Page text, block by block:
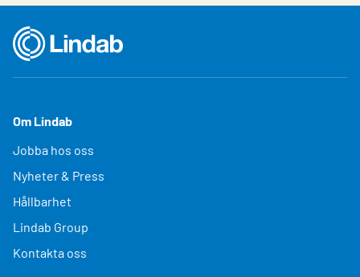
Om Lindab
Jobba hos oss
Nyheter & Press
Hållbarhet
Lindab Group
Kontakta oss